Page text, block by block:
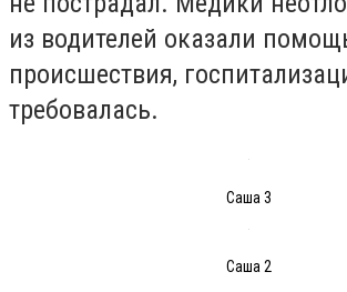
из водителей оказали
происшествия,
требовалась.
Саша 3
Саша 2